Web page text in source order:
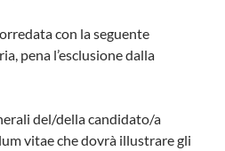
con la seguente
pena l’esclusione dalla
del/della candidato/a
vitae che dovrà illustrare gli